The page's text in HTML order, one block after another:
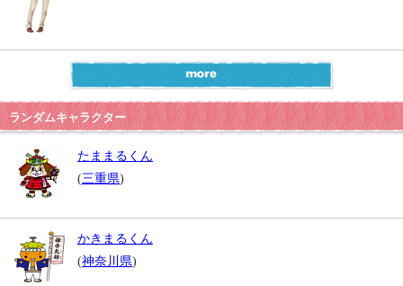
ランダムキャラクター
たままるくん
(三重県)
かきまるくん
(神奈川県)